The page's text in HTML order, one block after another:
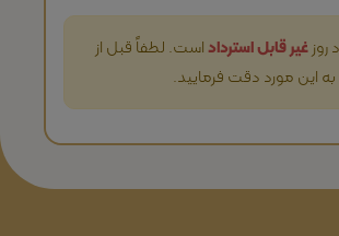
روزغیر قابل استرداداست. لطفاً قبل از
به این مورد دقت فرمایید.